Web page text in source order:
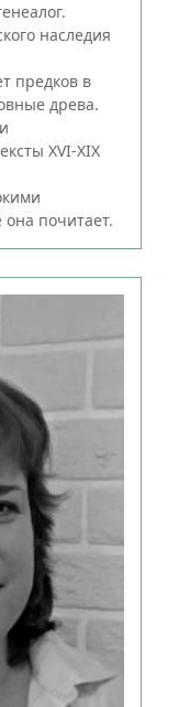
наследия
предков в
древа.
XVI-XIX
почитает.